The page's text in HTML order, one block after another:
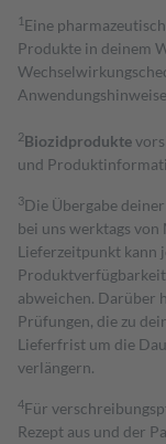
1 Eine
Produkte in deinem
2Biozidprodukte
und
3Die Übergabe
bei uns werktags
Lieferzeitpunkt kann
abweichen. Darüber
Prüfungen, die zu
Lieferfrist um die
verlängern.
4Für
Rezept aus und der